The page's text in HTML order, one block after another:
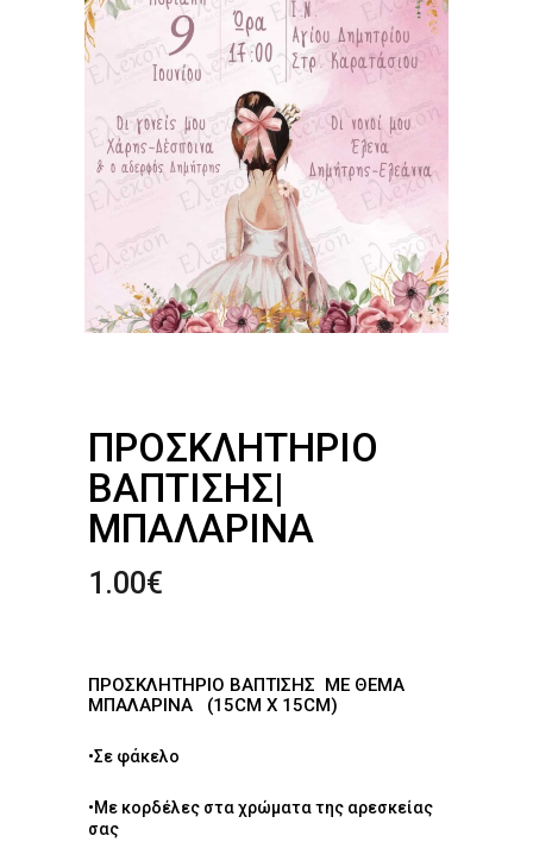
ΠΡΟΣΚΛΗΤΉΡΙΟ
ΒΆΠΤΙΣΗΣ|
ΜΠΑΛΑΡΊΝΑ
1.00€
ΠΡΟΣΚΛΗΤΉΡΙΟ ΒΆΠΤΙΣΗΣ ΜΕ ΘΈΜΑ
ΜΠΑΛΑΡΊΝΑ (15CM X 15CM)
•Σε φάκελο
•Με κορδέλες στα χρώματα της αρεσκείας
σας